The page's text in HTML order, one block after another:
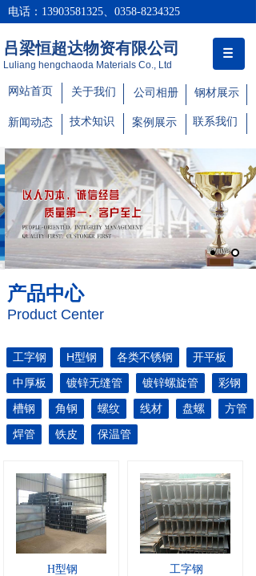
电话：13903581325、0358-8234325
公司相册
网站首页
吕梁恒超达物资有限公司
Luliang hengchaoda Materials Co., Ltd
联系我们
钢材展示
关于我们
案例展示
新闻动态 技术知识
产品中心
Product Center
工字钢 H型钢 各类不锈钢
开平板
中厚板
镀锌无缝管 镀锌螺旋管
彩钢
槽钢
角钢 螺纹 线材 盘螺
方管
焊管
铁皮 保温管
H型钢 工字钢